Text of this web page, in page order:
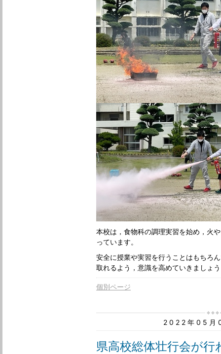
本校は，食物科の調理実習を始め，火
っています。
安全に授業や実習を行うことはもちろ
取れるよう，意識を高めていきましょ
個別ページ
2022年05月
県高校総体壮行会が行